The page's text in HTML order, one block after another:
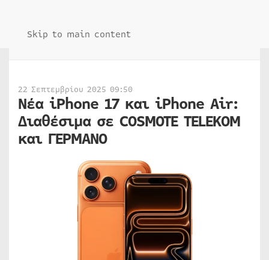
Skip to main content
22 Σεπτεμβρίου 2025 09:50
Νέα iPhone 17 και iPhone Air:
Διαθέσιμα σε COSMOTE TELEKOM
και ΓΕΡΜΑΝΟ